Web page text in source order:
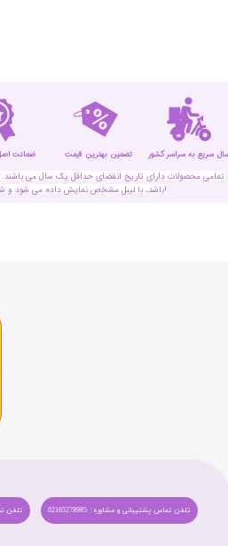
تمامی محصولات دارای تاریخ انقضای حداقل یک سال می
باشد، با لیبل مشخص نمایش داده می شود و شامل تخفیف ویژه می گردد!
ضمانت تضمین بهترین قیمت سریع به سراسر کشور
تلفن تلفن تماس پشتیبانی و مشاوره : 02165278985